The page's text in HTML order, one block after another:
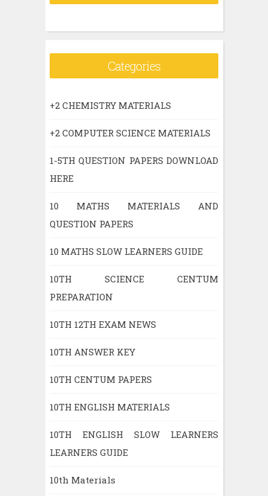
Categories
+2 CHEMISTRY MATERIALS
+2 COMPUTER SCIENCE MATERIALS
1-5TH QUESTION PAPERS DOWNLOAD
HERE
10 MATHS MATERIALS AND
QUESTION PAPERS
10 MATHS SLOW LEARNERS GUIDE
10TH SCIENCE CENTUM
PREPARATION
10TH 12TH EXAM NEWS
10TH ANSWER KEY
10TH CENTUM PAPERS
10TH ENGLISH MATERIALS
10TH ENGLISH SLOW LEARNERS
LEARNERS GUIDE
10th Materials